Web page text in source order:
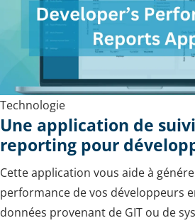
Technologie
Une application de
reporting pour
Cette application vous aide à
performance de vos développeurs
données provenant de GIT ou de